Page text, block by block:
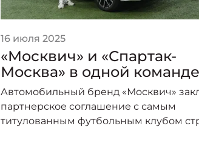
16 июля 2025
«Москвич» и «Спартак-
Москва» в одной
Автомобильный бренд «Москвич»
партнерское соглашение с самым
титулованным футбольным клубом